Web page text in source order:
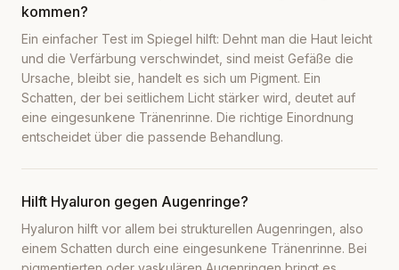
kommen?
Ein einfacher Test im Spiegel hilft: Dehnt man die Haut leicht
und die Verfärbung verschwindet, sind meist Gefäße die
Ursache, bleibt sie, handelt es sich um Pigment. Ein
Schatten, der bei seitlichem Licht stärker wird, deutet auf
eine eingesunkene Tränenrinne. Die richtige Einordnung
entscheidet über die passende Behandlung.
Hilft Hyaluron gegen Augenringe?
Hyaluron hilft vor allem bei strukturellen Augenringen, also
einem Schatten durch eine eingesunkene Tränenrinne. Bei